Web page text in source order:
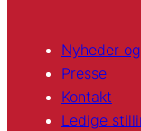
Nyheder
Presse
Kontakt
Ledige